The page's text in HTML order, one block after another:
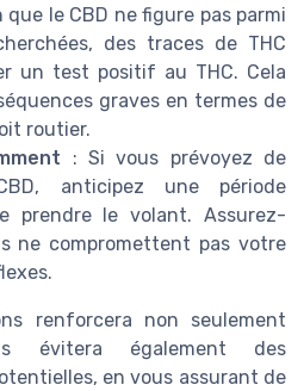
le CBD ne figure pas parmi
des traces de THC
un test positif au THC. Cela
graves en termes de
routier.
: Si vous prévoyez de
anticipez une période
prendre le volant. Assurez-
ne compromettent pas votre
renforcera non seulement
évitera également des
en vous assurant de